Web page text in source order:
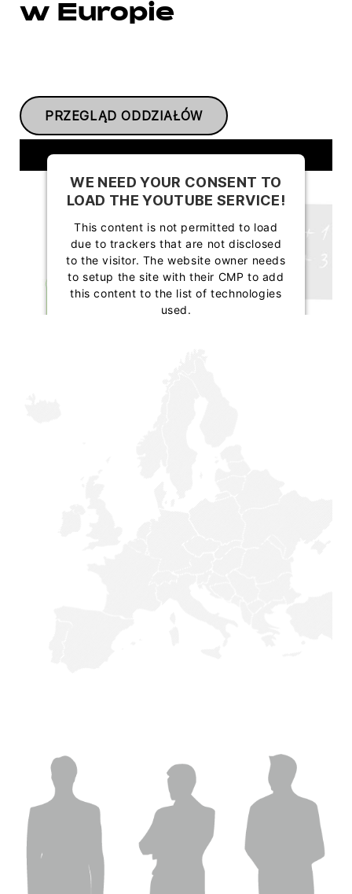
w Europie
PRZEGLĄD ODDZIAŁÓW
WE NEED YOUR CONSENT TO
LOAD THE YOUTUBE SERVICE!
This content is not permitted to load
due to trackers that are not disclosed
to the visitor. The website owner needs
to setup the site with their CMP to add
this content to the list of technologies
used.